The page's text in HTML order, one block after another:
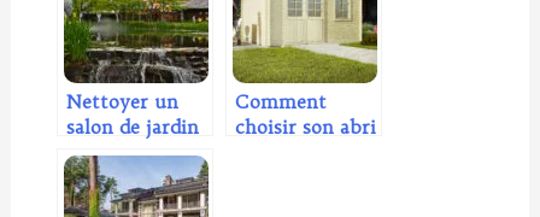
Nettoyer un
salon de jardin
en pierre : nos
meilleurs
conseils
Comment
choisir son abri